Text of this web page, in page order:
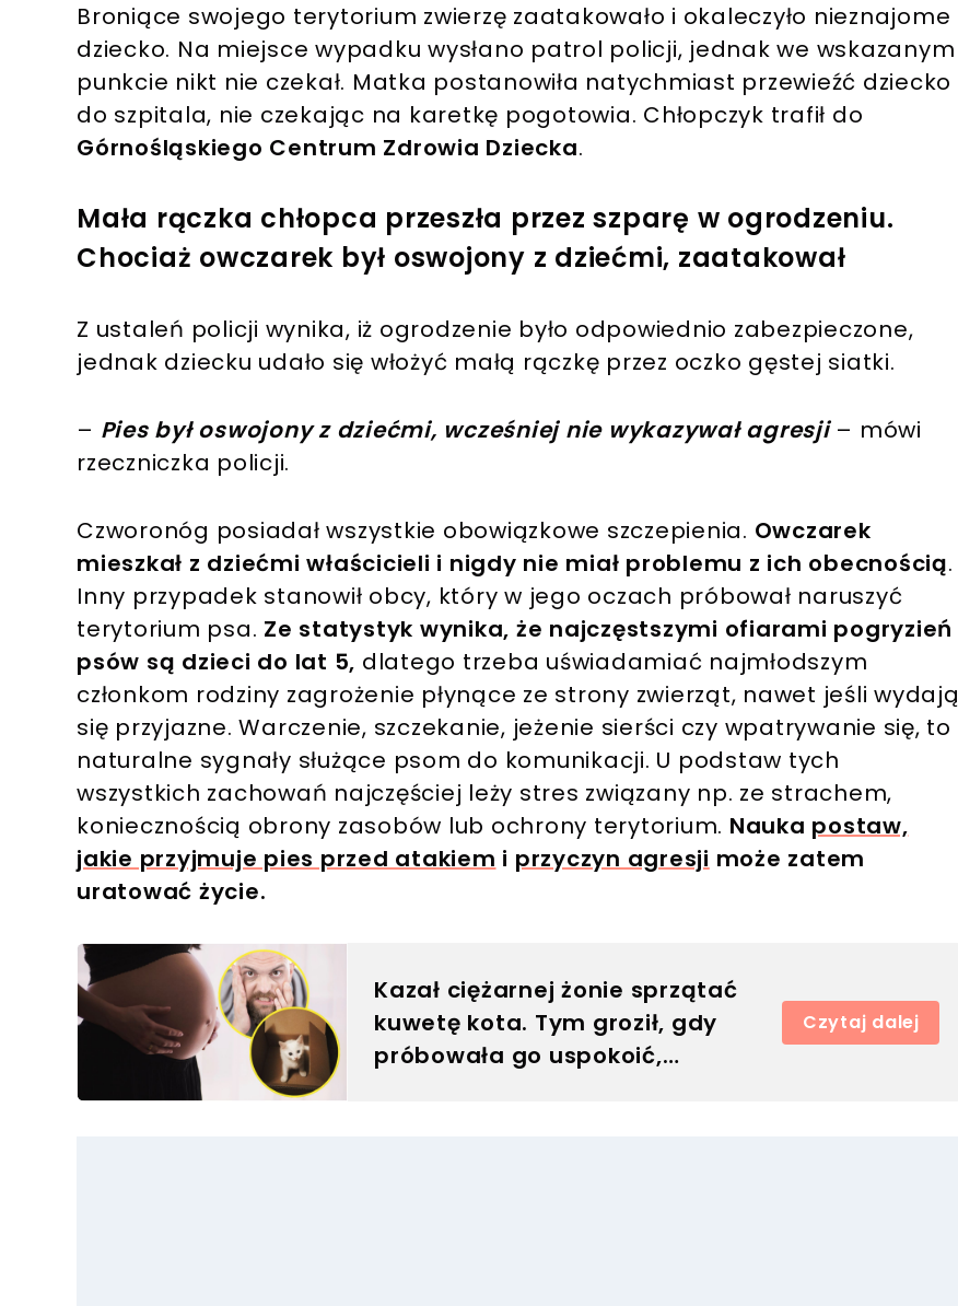
Broniące swojego terytorium zwierzę zaatakowało i okaleczyło nieznajome
dziecko. Na miejsce wypadku wysłano patrol policji, jednak we wskazanym
punkcie nikt nie czekał. Matka postanowiła natychmiast przewieźć dziecko
do szpitala, nie czekając na karetkę pogotowia. Chłopczyk trafił do
Górnośląskiego Centrum Zdrowia Dziecka.
Mała rączka chłopca przeszła przez szparę w ogrodzeniu.
Chociaż owczarek był oswojony z dziećmi, zaatakował
Z ustaleń policji wynika, iż ogrodzenie było odpowiednio zabezpieczone,
jednak dziecku udało się włożyć małą rączkę przez oczko gęstej siatki.
– Pies był oswojony z dziećmi, wcześniej nie wykazywał agresji– mówi
rzeczniczka policji.
Czworonóg posiadał wszystkie obowiązkowe szczepienia. Owczarek
mieszkał z dziećmi właścicieli i nigdy nie miał problemu z ich obecnością.
Inny przypadek stanowił obcy, który w jego oczach próbował naruszyć
terytorium psa. Ze statystyk wynika, że najczęstszymi ofiarami pogryzień
psów są dzieci do lat 5, dlatego trzeba uświadamiać najmłodszym
członkom rodziny zagrożenie płynące ze strony zwierząt, nawet jeśli wydają
się przyjazne. Warczenie, szczekanie, jeżenie sierści czy wpatrywanie się, to
naturalne sygnały służące psom do komunikacji. U podstaw tych
wszystkich zachowań najczęściej leży stres związany np. ze strachem,
koniecznością obrony zasobów lub ochrony terytorium. Nauka postaw,
jakie przyjmuje pies przed atakiem i przyczyn agresji może zatem
uratować życie.
Kazał ciężarnej żonie sprzątać
kuwetę kota. Tym groził, gdy
próbowała go uspokoić,
Czytaj dalej